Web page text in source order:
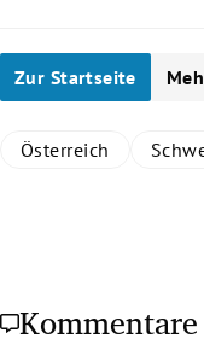
Zur Startseite
Österreich
Kommentare